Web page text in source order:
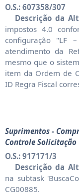
O.S.: 607358/307
Descrição da
impostos 4.0
configuração "LF
atendimento da
mesmo que o
item da Ordem de
ID Regra Fiscal
Suprimentos -
Controle Solicitação
O.S.: 917171/3
Descrição da
na subtask
CG00885.